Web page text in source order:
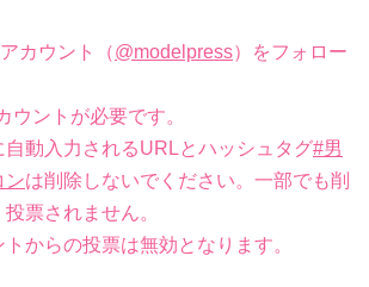
カウント（@modelpress）をフォロー
ウントが必要です。
自動入力されるURLとハッシュタグ#男
ンは削除しないでください。一部でも削
票されません。
からの投票は無効となります。